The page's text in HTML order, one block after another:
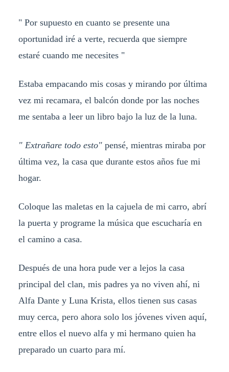
" Por supuesto en cuanto se presente una
oportunidad iré a verte, recuerda que siempre
estaré cuando me necesites "
Estaba empacando mis cosas y mirando por última
vez mi recamara, el balcón donde por las noches
me sentaba a leer un libro bajo la luz de la luna.
" Extrañare todo esto"pensé, mientras miraba por
última vez, la casa que durante estos años fue mi
hogar.
Coloque las maletas en la cajuela de mi carro, abrí
la puerta y programe la música que escucharía en
el camino a casa.
Después de una hora pude ver a lejos la casa
principal del clan, mis padres ya no viven ahí, ni
Alfa Dante y Luna Krista, ellos tienen sus casas
muy cerca, pero ahora solo los jóvenes viven aquí,
entre ellos el nuevo alfa y mi hermano quien ha
preparado un cuarto para mí.